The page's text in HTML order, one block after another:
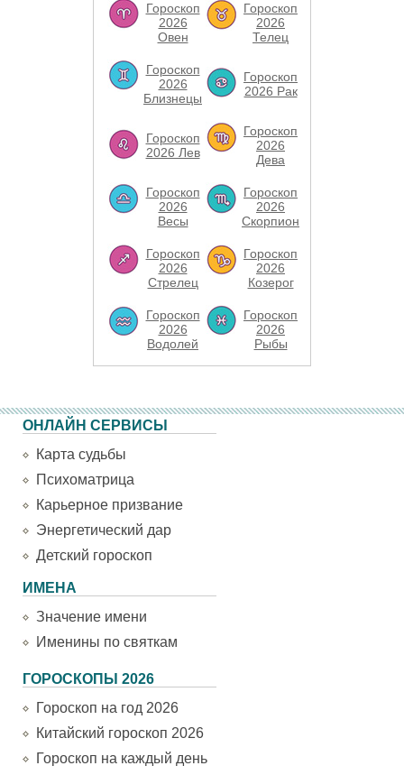
Гороскоп
2026
Овен
Гороскоп
2026
Телец
Гороскоп
2026
Близнецы
Гороскоп
2026 Рак
Гороскоп
2026 Лев
Гороскоп
2026
Дева
Гороскоп
2026
Весы
Гороскоп
2026
Скорпион
Гороскоп
2026
Стрелец
Гороскоп
2026
Козерог
Гороскоп
2026
Водолей
Гороскоп
2026
Рыбы
ОНЛАЙН СЕРВИСЫ
Карта судьбы
Психоматрица
Карьерное призвание
Энергетический дар
Детский гороскоп
ИМЕНА
Значение имени
Именины по святкам
ГОРОСКОПЫ 2026
Гороскоп на год 2026
Китайский гороскоп 2026
Гороскоп на каждый день